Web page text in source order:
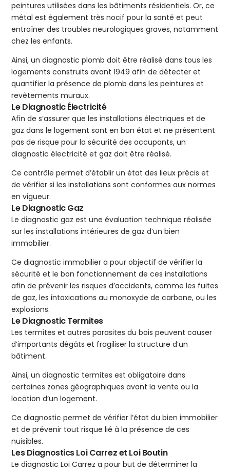
peintures utilisées dans les bâtiments résidentiels. Or, ce
métal est également très nocif pour la santé et peut
entraîner des troubles neurologiques graves, notamment
chez les enfants.
Ainsi, un diagnostic plomb doit être réalisé dans tous les
logements construits avant 1949 afin de détecter et
quantifier la présence de plomb dans les peintures et
revêtements muraux.
Le Diagnostic Électricité
Afin de s’assurer que les installations électriques et de
gaz dans le logement sont en bon état et ne présentent
pas de risque pour la sécurité des occupants, un
diagnostic électricité et gaz doit être réalisé.
Ce contrôle permet d’établir un état des lieux précis et
de vérifier si les installations sont conformes aux normes
en vigueur.
Le Diagnostic Gaz
Le diagnostic gaz est une évaluation technique réalisée
sur les installations intérieures de gaz d’un bien
immobilier.
Ce diagnostic immobilier a pour objectif de vérifier la
sécurité et le bon fonctionnement de ces installations
afin de prévenir les risques d’accidents, comme les fuites
de gaz, les intoxications au monoxyde de carbone, ou les
explosions.
Le Diagnostic Termites
Les termites et autres parasites du bois peuvent causer
d’importants dégâts et fragiliser la structure d’un
bâtiment.
Ainsi, un diagnostic termites est obligatoire dans
certaines zones géographiques avant la vente ou la
location d’un logement.
Ce diagnostic permet de vérifier l’état du bien immobilier
et de prévenir tout risque lié à la présence de ces
nuisibles.
Les Diagnostics Loi Carrez et Loi Boutin
Le diagnostic Loi Carrez a pour but de déterminer la